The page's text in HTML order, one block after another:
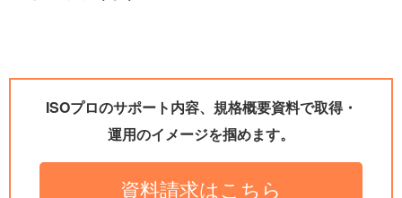
ISOプロのサポート内容、規格概要資料で取得・
運用のイメージを掴めます。
資料請求はこちら